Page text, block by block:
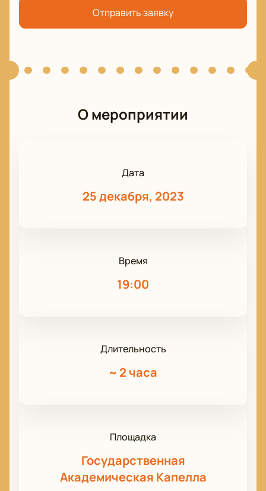
Отправить заявку
О мероприятии
Дата
25 декабря, 2023
Время
19:00
Длительность
~ 2 часа
Площадка
Государственная
Академическая Капелла